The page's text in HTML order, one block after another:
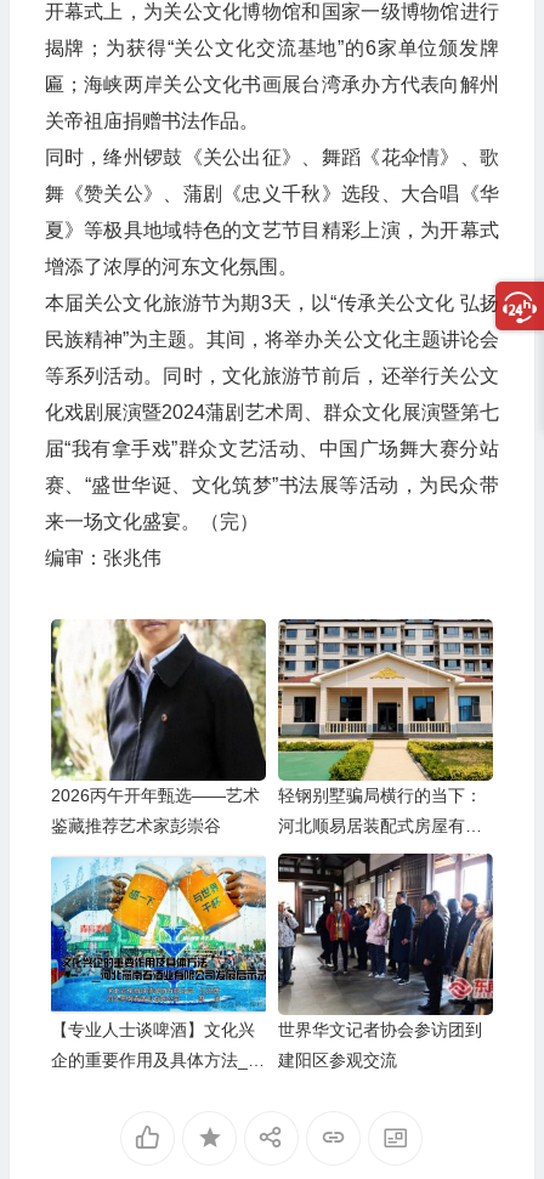
开幕式上，为关公文化博物馆和国家一级博物馆进行
揭牌；为获得“关公文化交流基地”的6家单位颁发牌
匾；海峡两岸关公文化书画展台湾承办方代表向解州
关帝祖庙捐赠书法作品。
同时，绛州锣鼓《关公出征》、舞蹈《花伞情》、歌
舞《赞关公》、蒲剧《忠义千秋》选段、大合唱《华
夏》等极具地域特色的文艺节目精彩上演，为开幕式
增添了浓厚的河东文化氛围。
本届关公文化旅游节为期3天，以“传承关公文化 弘扬
民族精神”为主题。其间，将举办关公文化主题讲论会
等系列活动。同时，文化旅游节前后，还举行关公文
化戏剧展演暨2024蒲剧艺术周、群众文化展演暨第七
届“我有拿手戏”群众文艺活动、中国广场舞大赛分站
赛、“盛世华诞、文化筑梦”书法展等活动，为民众带
来一场文化盛宴。（完）
编审：张兆伟
2026丙午开年甄选——艺术
鉴藏推荐艺术家彭崇谷
轻钢别墅骗局横行的当下：
河北顺易居装配式房屋有限
公司的坚守与启示
【专业人士谈啤酒】文化兴
企的重要作用及具体方法__
世界华文记者协会参访团到
建阳区参观交流